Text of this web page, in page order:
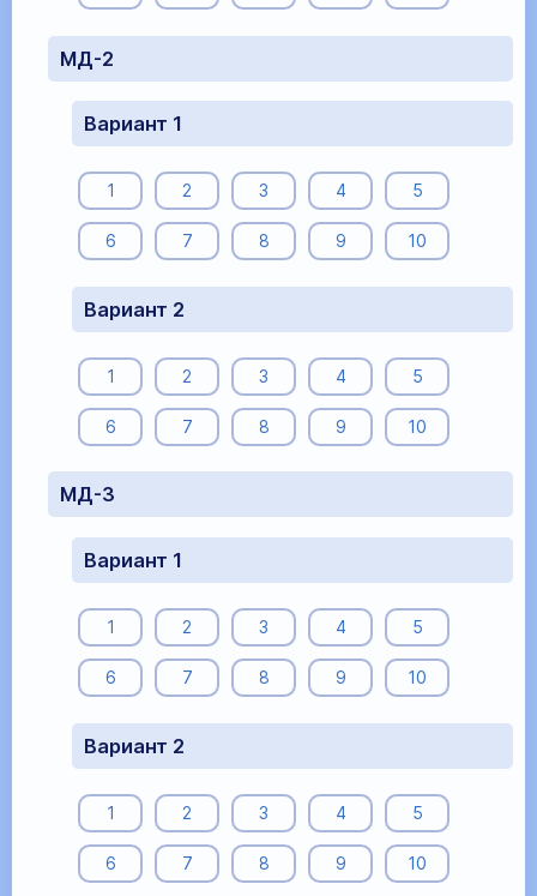
МД-2
Вариант 1
1 2 3 4 5
6 7 8 9 10
Вариант 2
1 2 3 4 5
6 7 8 9 10
МД-3
Вариант 1
1 2 3 4 5
6 7 8 9 10
Вариант 2
1 2 3 4 5
6 7 8 9 10